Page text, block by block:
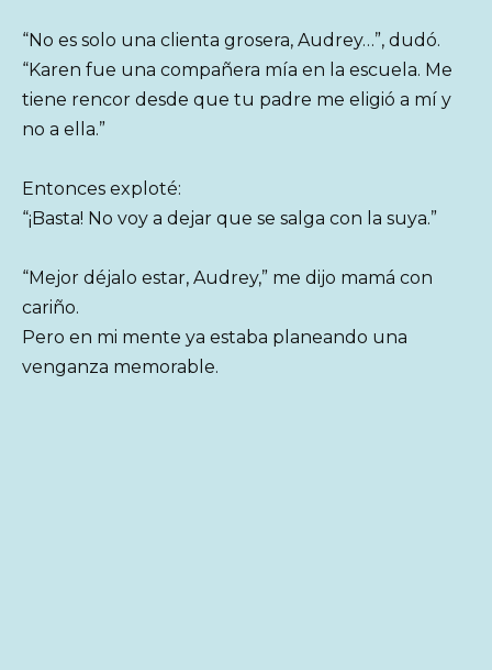
“No es solo una clienta grosera, Audrey…”, dudó.
“Karen fue una compañera mía en la escuela. Me
tiene rencor desde que tu padre me eligió a mí y
no a ella.”
Entonces exploté:
“¡Basta! No voy a dejar que se salga con la suya.”
“Mejor déjalo estar, Audrey,” me dijo mamá con
cariño.
Pero en mi mente ya estaba planeando una
venganza memorable.